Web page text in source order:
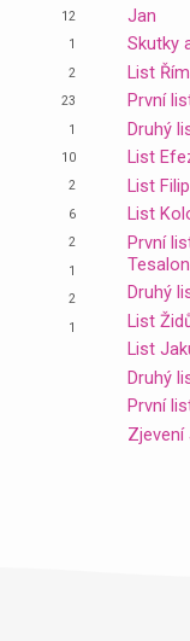
12
1
2
23
1
10
2
6
2
1
2
1
Jan
Skutky
List
První
Druhý
List
List
List
První
Druhý
List
List
Druhý
První
Zjevení